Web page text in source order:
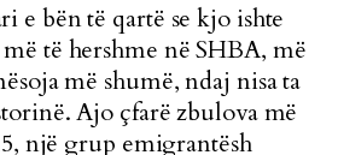
e bën të qartë se kjo ishte
të hershme në SHBA, më
më shumë, ndaj nisa ta
Ajo çfarë zbulova më
një grup emigrantësh